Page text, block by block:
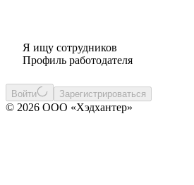
Я ищу сотрудников
Профиль работодателя
Войти Зарегистрироваться
© 2026 ООО «Хэдхантер»